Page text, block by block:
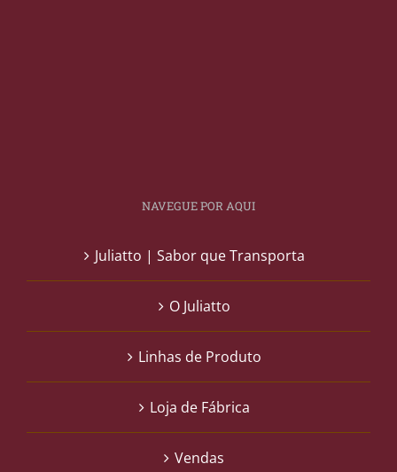
NAVEGUE POR AQUI
Juliatto | Sabor que Transporta
O Juliatto
Linhas de Produto
Loja de Fábrica
Vendas